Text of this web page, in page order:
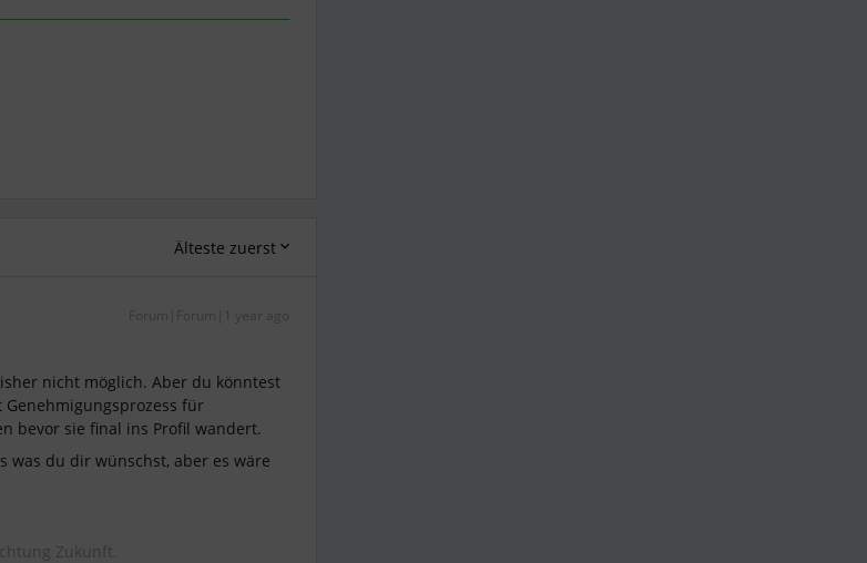
Älteste zuerst
Forum|Forum|1 year ago
nicht möglich. Aber du könntest
für
bevor sie final ins Profil wandert.
du dir wünschst, aber es wäre
Zukunft.